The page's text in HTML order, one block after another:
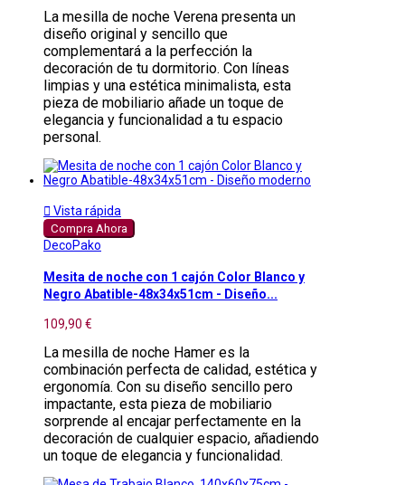
La mesilla de noche Verena presenta un
diseño original y sencillo que
complementará a la perfección la
decoración de tu dormitorio. Con líneas
limpias y una estética minimalista, esta
pieza de mobiliario añade un toque de
elegancia y funcionalidad a tu espacio
personal.
 Vista rápida
Compra Ahora
DecoPako
Mesita de noche con 1 cajón Color Blanco y
Negro Abatible-48x34x51cm - Diseño...
109,90 €
La mesilla de noche Hamer es la
combinación perfecta de calidad, estética y
ergonomía. Con su diseño sencillo pero
impactante, esta pieza de mobiliario
sorprende al encajar perfectamente en la
decoración de cualquier espacio, añadiendo
un toque de elegancia y funcionalidad.